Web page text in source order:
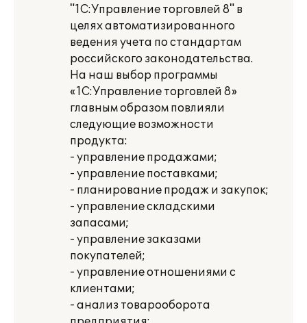
"1С:Управление торговлей 8" в
целях автоматизированного
ведения учета по стандартам
российского законодательства.
На наш выбор программы
«1С:Управление торговлей 8»
главным образом повлияли
следующие возможности
продукта:
- управление продажами;
- управление поставками;
- планирование продаж и закупок;
- управление складскими
запасами;
- управление заказами
покупателей;
- управление отношениями с
клиентами;
- анализ товарооборота